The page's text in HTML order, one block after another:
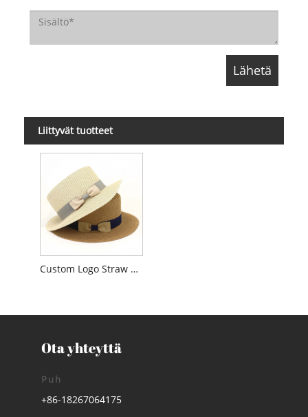
Liittyvät tuotteet
Custom Logo Straw Boater Hat
Ota yhteyttä
Puh
+86-18267064175